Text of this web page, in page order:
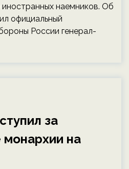
наемников. Об
официальный
России генерал-
за
монархии на